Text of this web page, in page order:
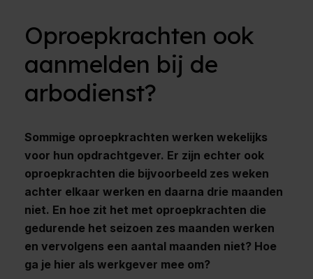
Oproepkrachten ook
aanmelden bij de
arbodienst?
Sommige oproepkrachten werken wekelijks
voor hun opdrachtgever. Er zijn echter ook
oproepkrachten die bijvoorbeeld zes weken
achter elkaar werken en daarna drie maanden
niet. En hoe zit het met oproepkrachten die
gedurende het seizoen zes maanden werken
en vervolgens een aantal maanden niet? Hoe
ga je hier als werkgever mee om?